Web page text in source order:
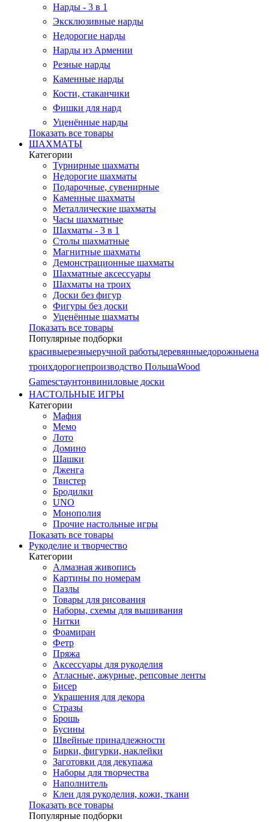
Нарды - 3 в 1
Эксклюзивные нарды
Недорогие нарды
Нарды из Армении
Резные нарды
Каменные нарды
Кости, стаканчики
Фишки для нард
Уценённые нарды
Показать все товары
ШАХМАТЫ
Категории
Турнирные шахматы
Недорогие шахматы
Подарочные, сувенирные
Каменные шахматы
Металлические шахматы
Часы шахматные
Шахматы - 3 в 1
Столы шахматные
Магнитные шахматы
Демонстрационные шахматы
Шахматные аксессуары
Шахматы на троих
Доски без фигур
Фигуры без доски
Уценённые шахматы
Показать все товары
Популярные подборки
красивыерезныеручной работыдеревянныедорожныена
троихдорогиепроизводство ПольшаWood
Gamesстаунтонвиниловые доски
НАСТОЛЬНЫЕ ИГРЫ
Категории
Мафия
Мемо
Лото
Домино
Шашки
Дженга
Твистер
Бродилки
UNO
Монополия
Прочие настольные игры
Показать все товары
Рукоделие и творчество
Категории
Алмазная живопись
Картины по номерам
Пазлы
Товары для рисования
Наборы, схемы для вышивания
Нитки
Фоамиран
Фетр
Пряжа
Аксессуары для рукоделия
Атласные, ажурные, репсовые ленты
Бисер
Украшения для декора
Стразы
Брошь
Бусины
Швейные принадлежности
Бирки, фигурки, наклейки
Заготовки для декупажа
Наборы для творчества
Наполнитель
Клеи для рукоделия, кожи, ткани
Показать все товары
Популярные подборки